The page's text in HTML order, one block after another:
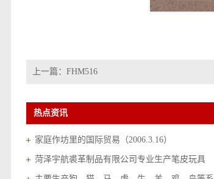
上一篇： FHM516
热点资讯
家庭作坊里的国际贸易（2006.3.16）
菏泽宇航裘革制品有限公司专业生产笔皮玩具